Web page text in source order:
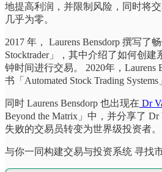
地提高利润，并限制风险，同时将
几乎为零。
2017 年， Laurens Bensdorp 撰写了
Stocktrader」，其中介绍了如何创
钟时间进行交易。 2020年，Laurens
书「Automated Stock Trading Systems
同时 Laurens Bensdorp 也出现在 Dr
Beyond the Matrix」中，并分享了 Dr
失败的交易员转变为世界级投资者。
与你一同构建交易与投资系统 寻找